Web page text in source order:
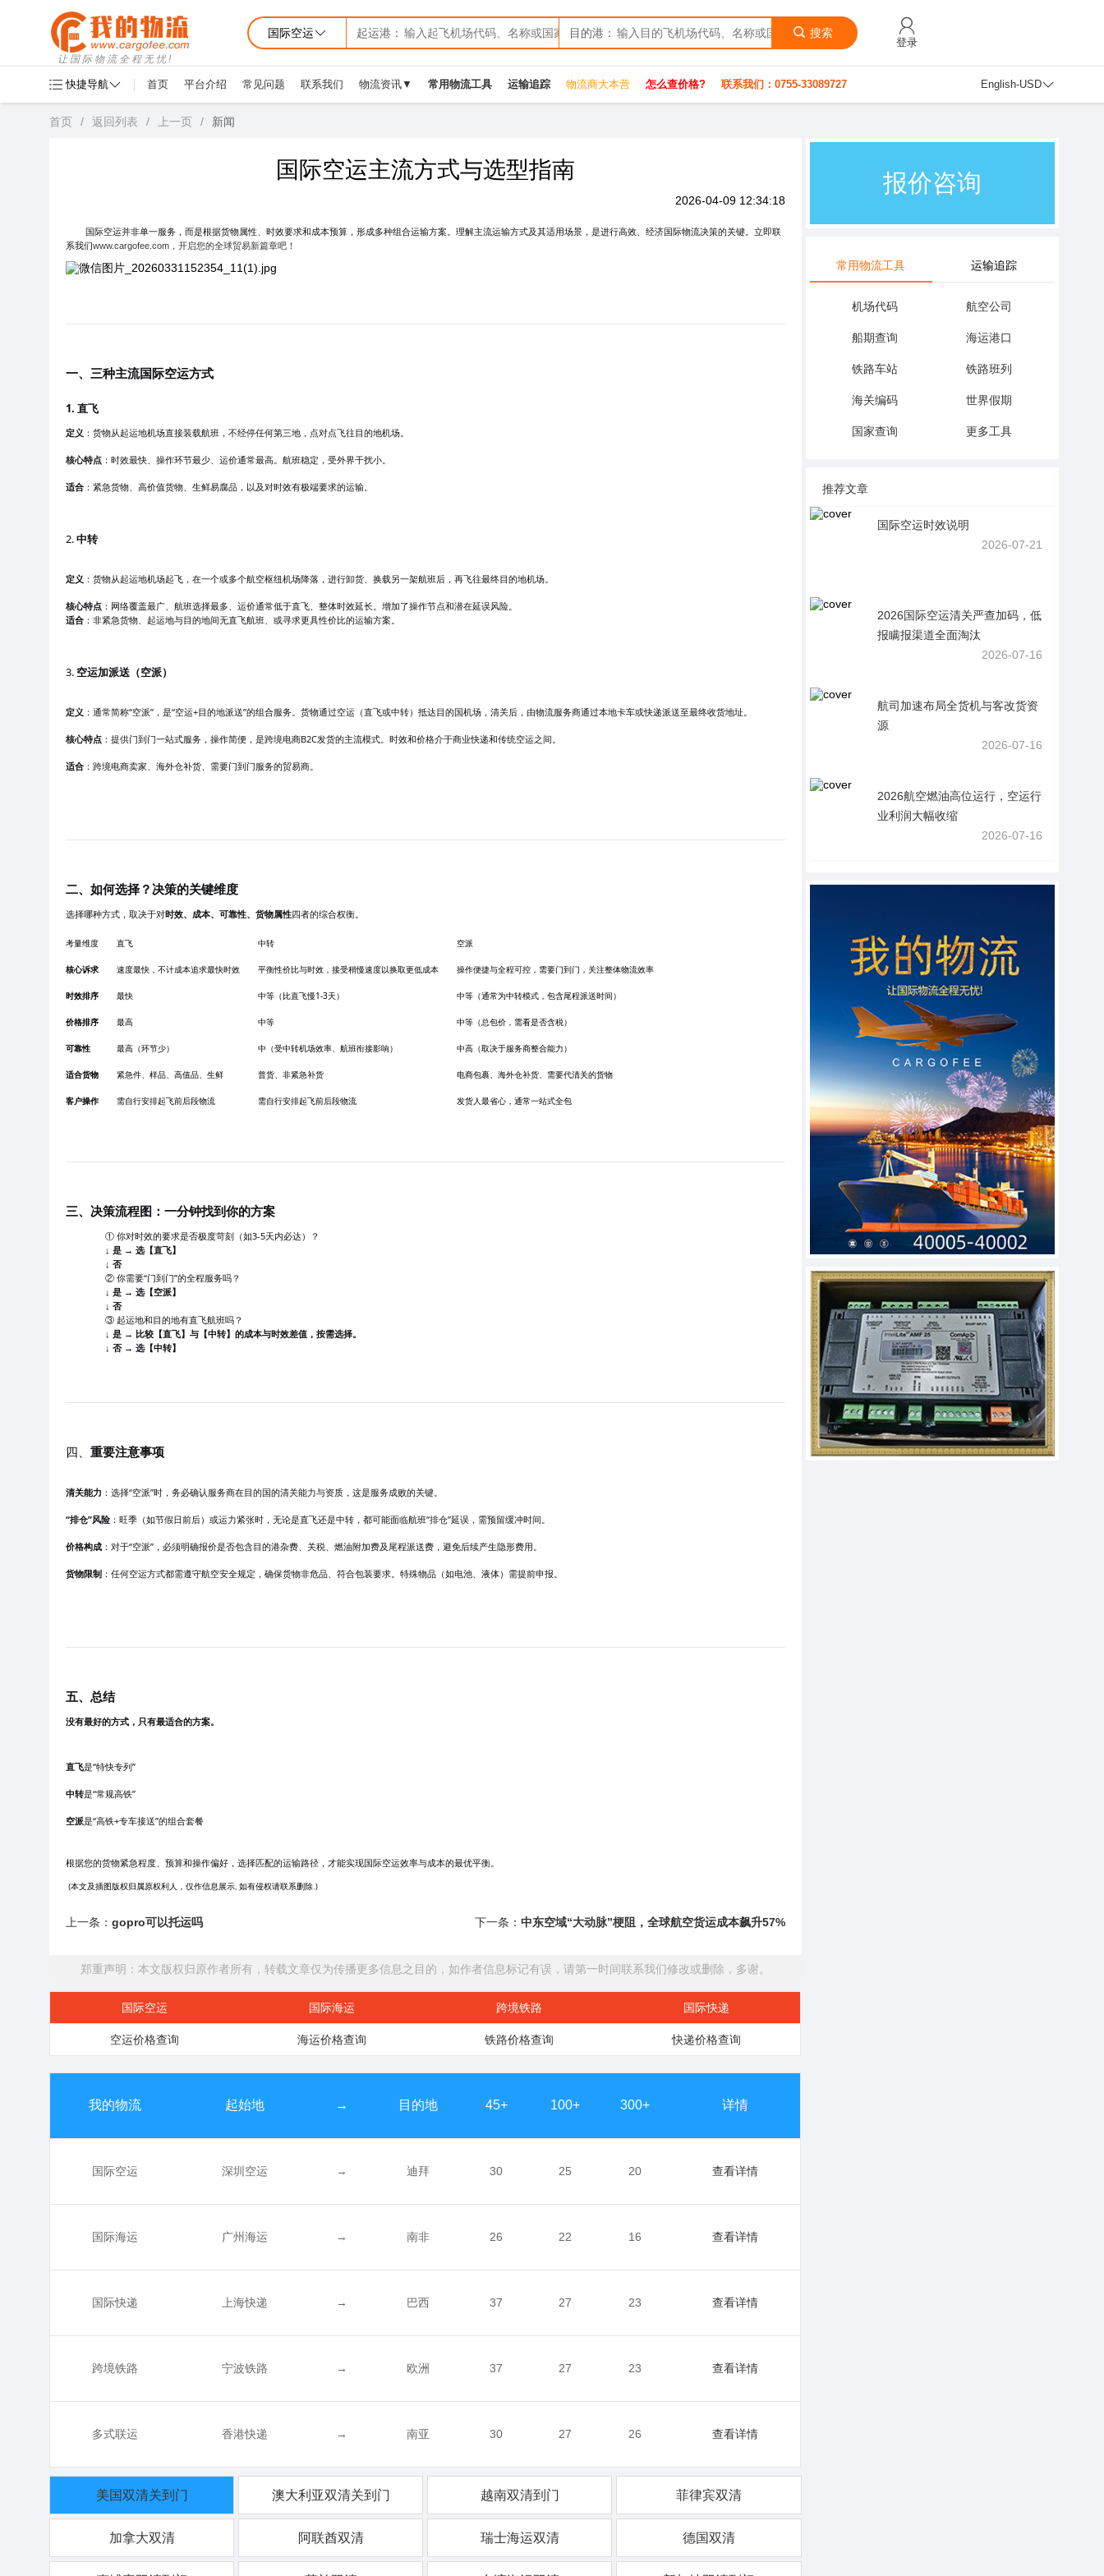
让国际物流全程无忧!
国际空运 起运港： 目的港： 搜索
登录
快捷导航 首页 平台介绍 常见问题 联系我们 物流资讯▼ 常用物流工具 运输追踪 物流商大本营 怎么查价格? 联系我们：0755-33089727 English-USD
首页 / 返回列表 / 上一页 / 新闻
国际空运主流方式与选型指南
2026-04-09 12:34:18
国际空运并非单一服务，而是根据货物属性、时效要求和成本预算，形成多种组合运输方案。理解主流运输方式及其适用场景，是进行高效、经济国际物流决策的关键。立即联
系我们www.cargofee.com，开启您的全球贸易新篇章吧！
一、三种主流国际空运方式
1. 直飞
定义 ：货物从起运地机场直接装载航班，不经停任何第三地，点对点飞往目的地机场。
核心特点 ：时效最快、操作环节最少、运价通常最高。航班稳定，受外界干扰小。
适合 ：紧急货物、高价值货物、生鲜易腐品，以及对时效有极端要求的运输。
2.中转
定义 ：货物从起运地机场起飞，在一个或多个航空枢纽机场降落，进行卸货、换载另一架航班后，再飞往最终目的地机场。
核心特点 ：网络覆盖最广、航班选择最多、运价通常低于直飞、整体时效延长。增加了操作节点和潜在延误风险。
适合 ：非紧急货物、起运地与目的地间无直飞航班、或寻求更具性价比的运输方案。
3. 空运加派送（空派）
定义 ：通常简称“空派”，是“空运+目的地派送”的组合服务。货物通过空运（直飞或中转）抵达目的国机场，清关后，由物流服务商通过本地卡车或快递派送至最终收货地址。
核心特点 ：提供门到门一站式服务，操作简便，是跨境电商B2C发货的主流模式。时效和价格介于商业快递和传统空运之间。
适合 ：跨境电商卖家、海外仓补货、需要门到门服务的贸易商。
二、如何选择？决策的关键维度
选择哪种方式，取决于对时效、成本、可靠性、货物属性四者的综合权衡。
考量维度 直飞 中转 空派
核心诉求 速度最快，不计成本追求最快时效 平衡性价比与时效，接受稍慢速度以换取更低成本 操作便捷与全程可控，需要门到门，关注整体物流效率
时效排序 最快 中等（比直飞慢1-3天） 中等（通常为中转模式，包含尾程派送时间）
价格排序 最高 中等 中等（总包价，需看是否含税）
可靠性 最高（环节少） 中（受中转机场效率、航班衔接影响） 中高（取决于服务商整合能力）
适合货物 紧急件、样品、高值品、生鲜 普货、非紧急补货 电商包裹、海外仓补货、需要代清关的货物
客户操作 需自行安排起飞前后段物流 需自行安排起飞前后段物流 发货人最省心，通常一站式全包
三、决策流程图：一分钟找到你的方案
① 你对时效的要求是否极度苛刻（如3-5天内必达）？
↓ 是 → 选【直飞】
↓ 否
② 你需要“门到门”的全程服务吗？
↓ 是 → 选【空派】
↓ 否
③ 起运地和目的地有直飞航班吗？
↓ 是 → 比较【直飞】与【中转】的成本与时效差值，按需选择。
↓ 否 → 选【中转】
四、 重要注意事项
清关能力 ：选择“空派”时，务必确认服务商在目的国的清关能力与资质，这是服务成败的关键。
“排仓”风险 ：旺季（如节假日前后）或运力紧张时，无论是直飞还是中转，都可能面临航班“排仓”延误，需预留缓冲时间。
价格构成 ：对于“空派”，必须明确报价是否包含目的港杂费、关税、燃油附加费及尾程派送费，避免后续产生隐形费用。
货物限制 ：任何空运方式都需遵守航空安全规定，确保货物非危品、符合包装要求。特殊物品（如电池、液体）需提前申报。
五、总结
没有最好的方式，只有最适合的方案。
直飞是“特快专列”
中转是“常规高铁”
空派是“高铁+专车接送”的组合套餐
根据您的货物紧急程度、预算和操作偏好，选择匹配的运输路径，才能实现国际空运效率与成本的最优平衡。
(本文及插图版权归属原权利人，仅作信息展示, 如有侵权请联系删除.)
上一条： gopro可以托运吗 下一条： 中东空域“大动脉”梗阻，全球航空货运成本飙升57%
郑重声明：本文版权归原作者所有，转载文章仅为传播更多信息之目的，如作者信息标记有误，请第一时间联系我们修改或删除，多谢。
国际空运 国际海运 跨境铁路 国际快递
空运价格查询 海运价格查询 铁路价格查询 快递价格查询
我的物流 起始地 → 目的地 45+ 100+ 300+ 详情
国际空运 深圳空运 → 迪拜 30 25 20 查看详情
国际海运 广州海运 → 南非 26 22 16 查看详情
国际快递 上海快递 → 巴西 37 27 23 查看详情
跨境铁路 宁波铁路 → 欧洲 37 27 23 查看详情
多式联运 香港快递 → 南亚 30 27 26 查看详情
美国双清关到门 澳大利亚双清关到门 越南双清到门 菲律宾双清
加拿大双清 阿联酋双清 瑞士海运双清 德国双清
运费查询
常用物流工具 运输追踪
机场代码 航空公司
船期查询 海运港口
铁路车站 铁路班列
海关编码 世界假期
国家查询 更多工具
推荐文章
国际空运时效说明
2026-07-21
2026国际空运清关严查加码，低
报瞒报渠道全面淘汰
2026-07-16
航司加速布局全货机与客改货资
源
2026-07-16
2026航空燃油高位运行，空运行
业利润大幅收缩
2026-07-16